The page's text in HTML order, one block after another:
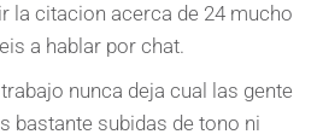
la citacion acerca de 24 mucho
a hablar por chat.
nunca deja cual las gente
bastante subidas de tono ni